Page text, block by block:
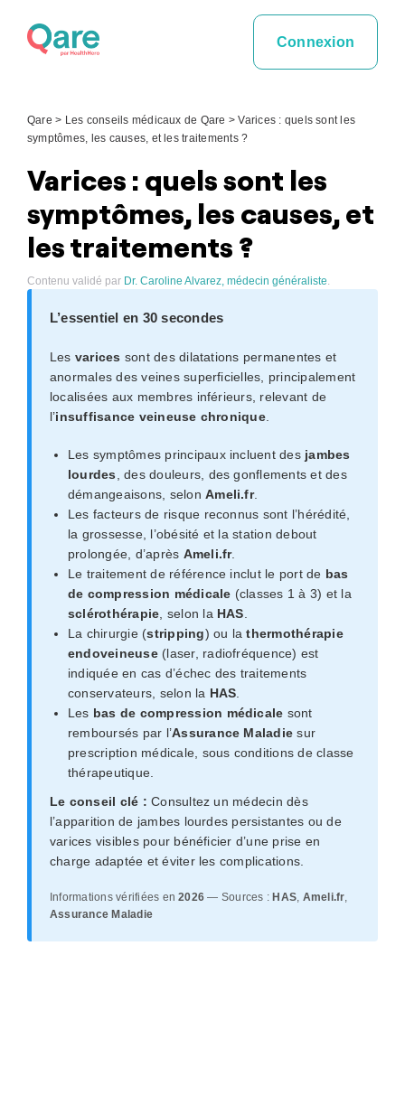
Connexion
Qare > Les conseils médicaux de Qare >Varices : quels sont les
symptômes, les causes, et les traitements ?
Varices : quels sont les
symptômes, les causes, et
les traitements ?
Contenu validé par Dr. Caroline Alvarez, médecin généraliste.
L’essentiel en 30 secondes
Les varices sont des dilatations permanentes et
anormales des veines superficielles, principalement
localisées aux membres inférieurs, relevant de
l’insuffisance veineuse chronique.
Les symptômes principaux incluent des jambes
lourdes
, des douleurs, des gonflements et des
démangeaisons, selonAmeli.fr.
Les facteurs de risque reconnus sont l’hérédité,
la grossesse, l’obésité et la station debout
prolongée, d’après Ameli.fr.
Le traitement de référence inclut le port de bas
de compression médicale (classes 1 à 3) et la
sclérothérapie , selon la HAS
La chirurgie (stripping) ou lathermothérapie
endoveineuse(laser, radiofréquence) est
indiquée en cas d’échec des traitements
conservateurs, selon la HAS
Les bas de compression médicale sont
remboursés par l’Assurance Maladie sur
prescription médicale, sous conditions de classe
thérapeutique.
Le conseil clé : Consultez un médecin dès
l’apparition de jambes lourdes persistantes ou de
varices visibles pour bénéficier d’une prise en
charge adaptée et éviter les complications.
Informations vérifiées en2026 — Sources : HAS, Ameli.fr,
Assurance Maladie